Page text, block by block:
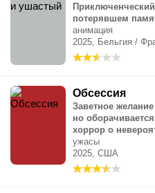
потерявшем
анимация
2025, Бельгия /
Обсессия
Заветное
но
хоррор о
ужасы
2025, США